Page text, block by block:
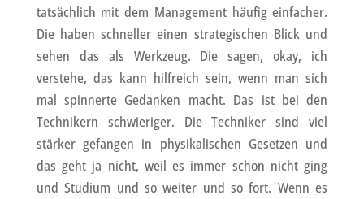
tatsächlich mit dem Management häufig einfacher.
Die haben schneller einen strategischen Blick und
sehen das als Werkzeug. Die sagen, okay, ich
verstehe, das kann hilfreich sein, wenn man sich
mal spinnerte Gedanken macht. Das ist bei den
Technikern schwieriger. Die Techniker sind viel
stärker gefangen in physikalischen Gesetzen und
das geht ja nicht, weil es immer schon nicht ging
und Studium und so weiter und so fort. Wenn es